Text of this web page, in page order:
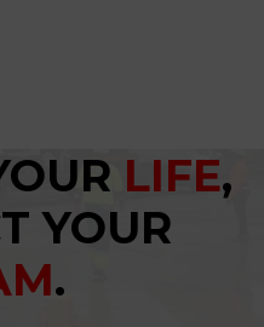
LIFE,
YOUR
.